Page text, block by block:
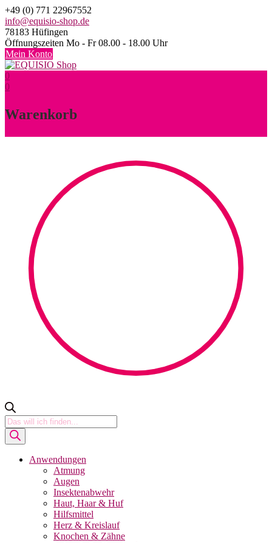
Skip
to
content
+49 (0) 771 22967552
info@equisio-shop.de
78183 Hüfingen
Öffnungszeiten Mo - Fr 08.00 - 18.00 Uhr
Mein Konto
0
0
Warenkorb
Products
search
Anwendungen
Atmung
Augen
Insektenabwehr
Haut, Haar & Huf
Hilfsmittel
Herz & Kreislauf
Knochen & Zähne